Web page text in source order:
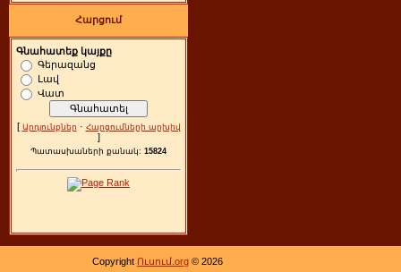
Հարցում
Գնահատեք կայքը
Գերազանց
Լավ
Վատ
[ Արդյունքներ · Հարցումների արխիվ
]
Պատասխաների քանակ: 15824
Copyright Ուսում.org © 2026